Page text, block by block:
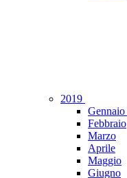
2019
Gennaio
Febbraio
Marzo
Aprile
Maggio
Giugno